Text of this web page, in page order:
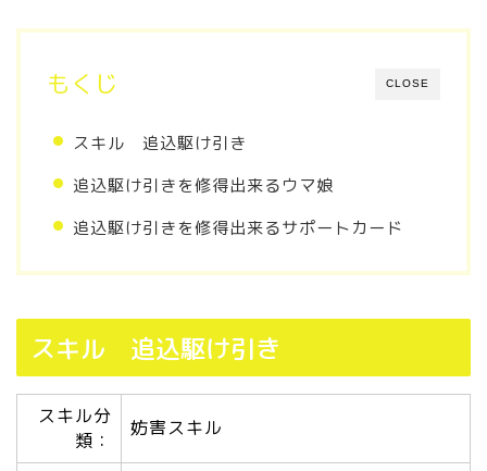
CLOSE
もくじ
スキル 追込駆け引き
追込駆け引きを修得出来るウマ娘
追込駆け引きを修得出来るサポートカード
スキル 追込駆け引き
スキル分
類：
妨害スキル